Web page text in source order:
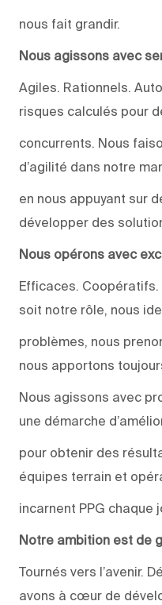
nous fait grandir.
Nous agissons avec
Agiles. Rationnels.
risques calculés pour
concurrents. Nous
d’agilité dans notre
en nous appuyant sur
développer des
Nous opérons avec
Efficaces. Coopératifs.
soit notre rôle, nous
problèmes, nous
nous apportons
Nous agissons avec
une démarche
pour obtenir des
équipes terrain et
incarnent PPG chaque
Notre ambition est de
Tournés vers l’avenir.
avons à cœur de